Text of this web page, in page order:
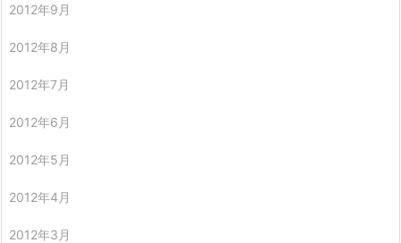
2012年9月
2012年8月
2012年7月
2012年6月
2012年5月
2012年4月
2012年3月